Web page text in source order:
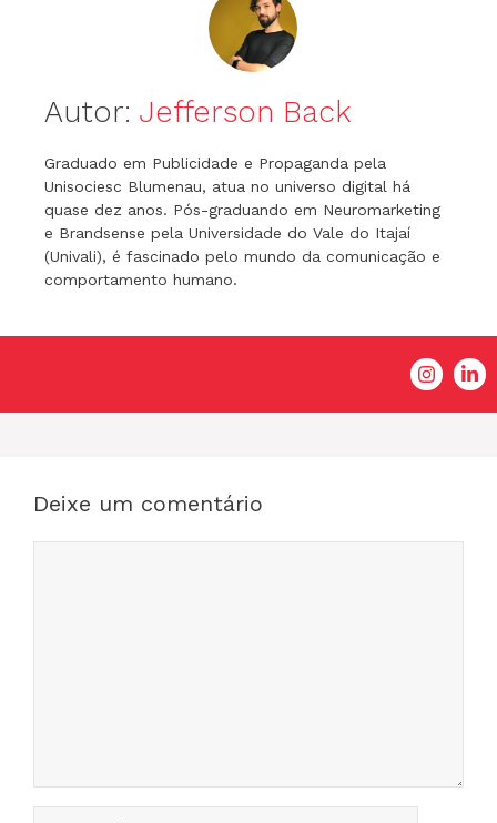
Autor: Jefferson Back
Graduado em Publicidade e Propaganda pela
Unisociesc Blumenau, atua no universo digital há
quase dez anos. Pós-graduando em Neuromarketing
e Brandsense pela Universidade do Vale do Itajaí
(Univali), é fascinado pelo mundo da comunicação e
comportamento humano.
Deixe um comentário